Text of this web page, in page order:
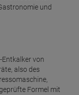
und
von
also des
Formel mit